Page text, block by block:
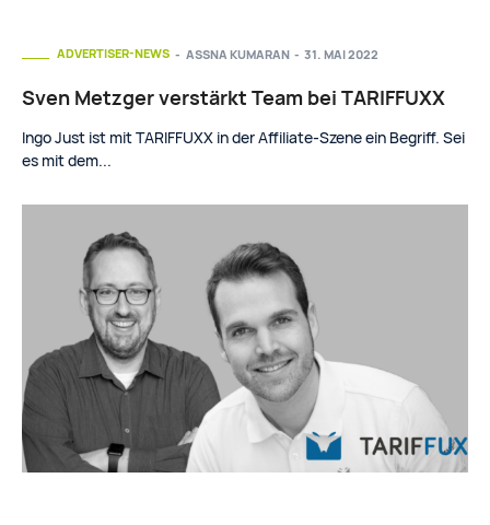
ADVERTISER-NEWS
Sven Metzger verstärkt Team bei TARIFFUXX
ASSNA KUMARAN - 31. MAI 2022
Ingo Just ist mit TARIFFUXX in der Affiliate-Szene ein Begriff. Sei
es mit dem...